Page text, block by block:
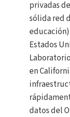
privadas
sólida red
Estados
en
datos del